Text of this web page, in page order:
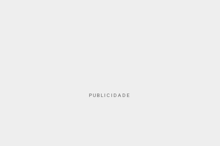
PUBLICIDADE